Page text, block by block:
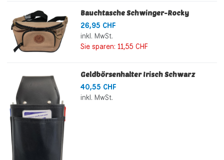
Bauchtasche Schwinger-Rocky
26,95 CHF
inkl. MwSt.
Sie sparen: 11,55 CHF
Geldbörsenhalter Irisch Schwarz
40,55 CHF
inkl. MwSt.